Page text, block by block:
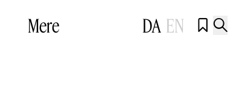
Mere DA EN  